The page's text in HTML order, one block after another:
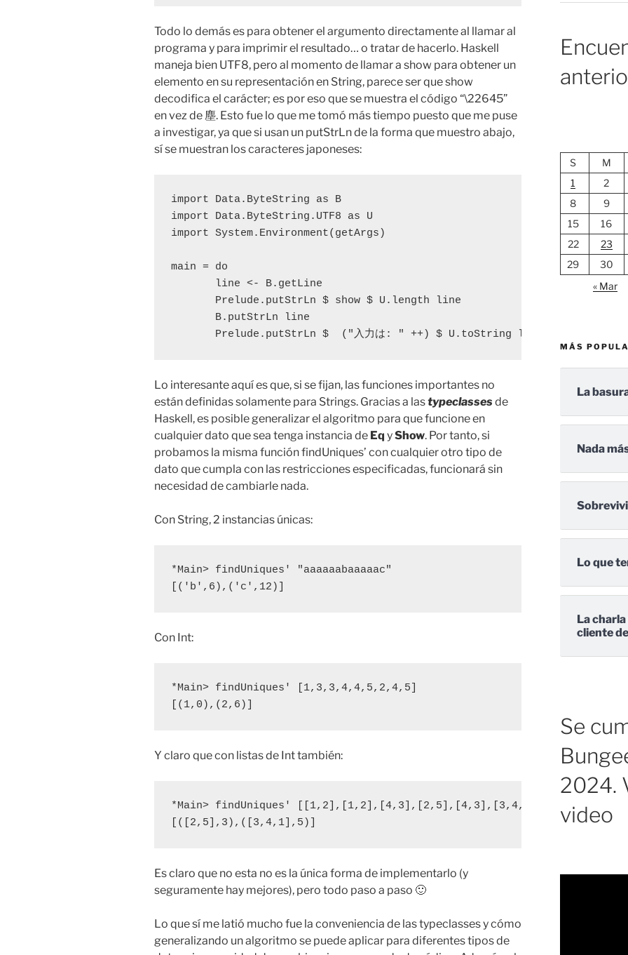
Todo lo demás es para obtener el argumento directamente al llamar al
programa y para imprimir el resultado… o tratar de hacerlo. Haskell
maneja bien UTF8, pero al momento de llamar a show para obtener un
elemento en su representación en String, parece ser que show
decodifica el carácter; es por eso que se muestra el código “\22645”
en vez de 塵. Esto fue lo que me tomó más tiempo puesto que me puse
a investigar, ya que si usan un putStrLn de la forma que muestro abajo,
sí se muestran los caracteres japoneses:
import Data.ByteString as B
import Data.ByteString.UTF8 as U
import System.Environment(getArgs)
main = do
       line <- B.getLine
       Prelude.putStrLn $ show $ U.length line
       B.putStrLn line
       Prelude.putStrLn $  ("入力は: " ++) $ U.toString line
Lo interesante aquí es que, si se fijan, las funciones importantes no
están definidas solamente para Strings. Gracias a lastypeclasses de
Haskell, es posible generalizar el algoritmo para que funcione en
cualquier dato que sea tenga instancia de Eq yShow. Por tanto, si
probamos la misma función findUniques’ con cualquier otro tipo de
dato que cumpla con las restricciones especificadas, funcionará sin
necesidad de cambiarle nada.
Con String, 2 instancias únicas:
*Main> findUniques' "aaaaaabaaaaac"
[('b',6),('c',12)]
Con Int:
*Main> findUniques' [1,3,3,4,4,5,2,4,5]
[(1,0),(2,6)]
Y claro que con listas de Int también:
*Main> findUniques' [[1,2],[1,2],[4,3],[2,5],[4,3],[3,4,1]]
[([2,5],3),([3,4,1],5)]
Es claro que no esta no es la única forma de implementarlo (y
seguramente hay mejores), pero todo paso a paso 🙂
Lo que sí me latió mucho fue la conveniencia de las typeclasses y cómo
generalizando un algoritmo se puede aplicar para diferentes tipos de
S
M
1
2
8
9
15
16
22
23
29
30
« Mar
MÁS
La
Nada
Lo que
La
cliente
Se
2024.
video